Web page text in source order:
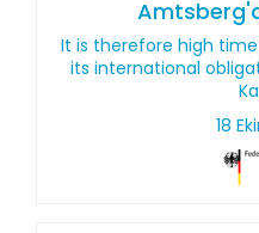
It is therefore high
its international
18